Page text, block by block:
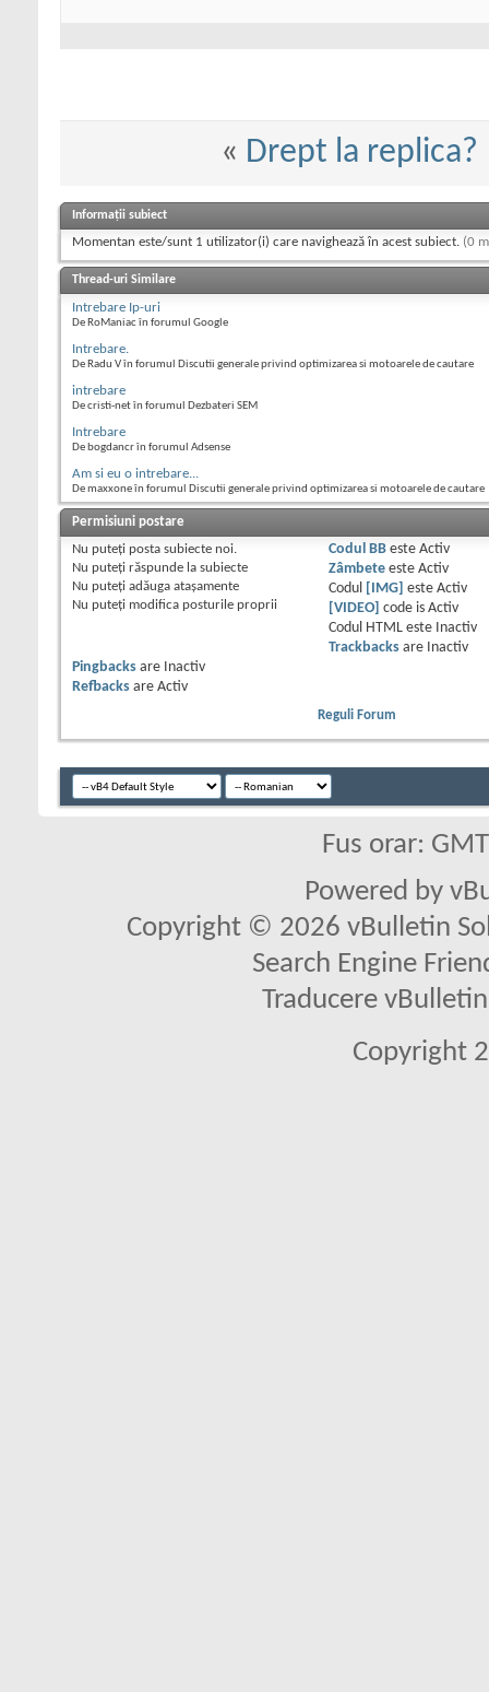
« Drept la replica?
Informații subiect
Momentan este/sunt 1 utilizator(i) care navighează în acest subiect. (0
Thread-uri Similare
Intrebare Ip-uri
De RoManiac în forumul Google
Intrebare.
De Radu V în forumul Discutii generale privind optimizarea si motoarele de cautare
intrebare
De cristi-net în forumul Dezbateri SEM
Intrebare
De bogdancr în forumul Adsense
Am si eu o intrebare...
De maxxone în forumul Discutii generale privind optimizarea si motoarele de cautare
Permisiuni postare
Nu puteţi posta subiecte noi.
Nu puteţi răspunde la subiecte
Nu puteţi adăuga ataşamente
Nu puteţi modifica posturile proprii
Codul BBeste Activ
Zâmbeteeste Activ
Codul
[IMG] este Activ
[VIDEO] code is Activ
Codul HTML este
Inactiv
Trackbacksare
Inactiv
Pingbacks are
Inactiv
Refbacks are Activ
Reguli Forum
Fus orar:
Powered by
Copyright © 2026 vBulletin
Search Engine
Traducere
Copyright